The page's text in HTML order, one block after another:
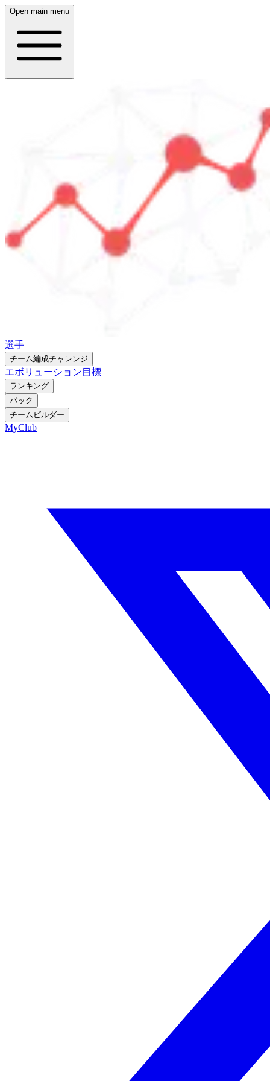
Open main menu
選手
チーム編成チャレンジ
エボリューション 目標
ランキング
パック
チームビルダー
MyClub